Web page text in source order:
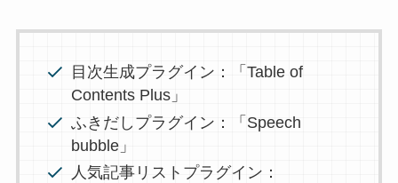
目次生成プラグイン：「Table of
Contents Plus」
ふきだしプラグイン：「Speech
bubble」
人気記事リストプラグイン：